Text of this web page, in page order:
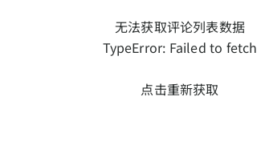
无法获取评论列表数据
TypeError: Failed to fetch
点击重新获取